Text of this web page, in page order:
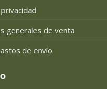
generales de venta
de envío